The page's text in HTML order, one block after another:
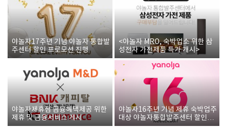
야놀자17주년 기념 야놀자 통합발
주센터 할인 프로모션 진행
<야놀자 MRO, 숙박업소 위한 삼
성전자 가전제품 특가 개시>
야놀자제휴점 금융혜택제공 위한
제휴 및 금융서비스 게시
야놀자16주년 기념 제휴 숙박업주
대상 야놀자통합발주센터 할인쿠
폰 증정